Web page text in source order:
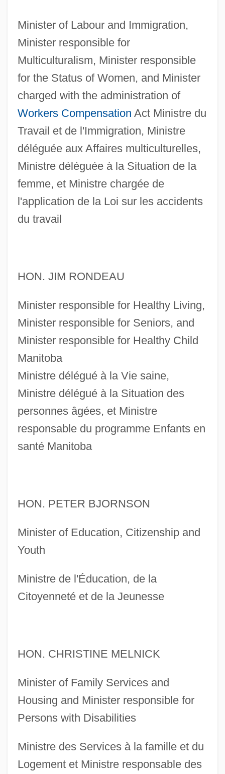
Minister of Labour and Immigration,
Minister responsible for
Multiculturalism, Minister responsible
for the Status of Women, and Minister
charged with the administration of
Workers Compensation Act Ministre du
Travail et de l'Immigration, Ministre
déléguée aux Affaires multiculturelles,
Ministre déléguée à la Situation de la
femme, et Ministre chargée de
l'application de la Loi sur les accidents
du travail
HON. JIM RONDEAU
Minister responsible for Healthy Living,
Minister responsible for Seniors, and
Minister responsible for Healthy Child
Manitoba
Ministre délégué à la Vie saine,
Ministre délégué à la Situation des
personnes âgées, et Ministre
responsable du programme Enfants en
santé Manitoba
HON. PETER BJORNSON
Minister of Education, Citizenship and
Youth
Ministre de l'Éducation, de la
Citoyenneté et de la Jeunesse
HON. CHRISTINE MELNICK
Minister of Family Services and
Housing and Minister responsible for
Persons with Disabilities
Ministre des Services à la famille et du
Logement et Ministre responsable des